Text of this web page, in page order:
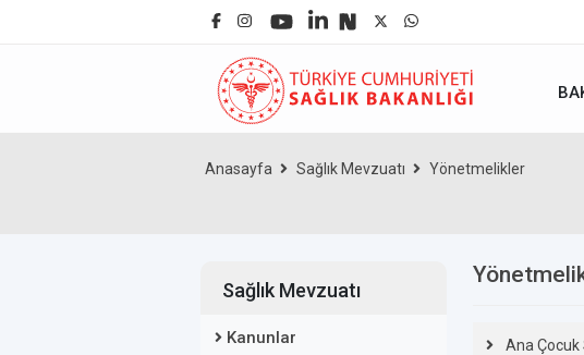
Anasayfa Sağlık Mevzuatı Yönetmelikler
Sağlık Mevzuatı
Kanunlar Ana Çocuk